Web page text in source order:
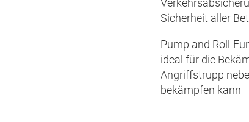
Sicherheit aller
Pump and Roll-
ideal für die
Angriffstrupp
bekämpfen kann